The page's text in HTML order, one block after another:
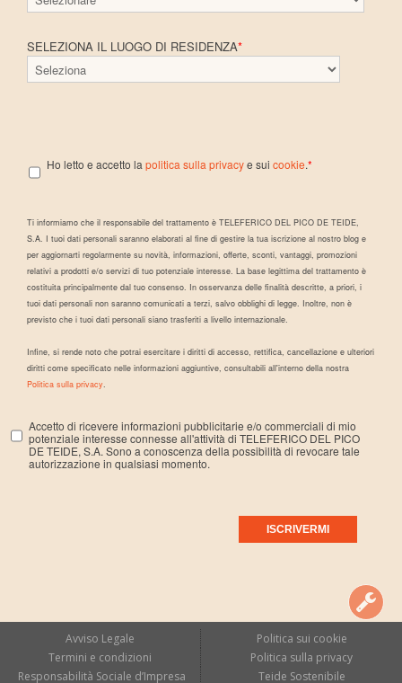
SELEZIONA IL LUOGO DI RESIDENZA*
Ho letto e accetto la politica sulla privacye sui cookie.*
Ti informiamo che il responsabile del trattamento è TELEFERICO DEL PICO DE TEIDE,
S.A. I tuoi dati personali saranno elaborati al fine di gestire la tua iscrizione al nostro blog e
per aggiornarti regolarmente su novità, informazioni, offerte, sconti, vantaggi, promozioni
relativi a prodotti e/o servizi di tuo potenziale interesse. La base legittima del trattamento è
costituita principalmente dal tuo consenso. In osservanza delle finalità descritte, a priori, i
tuoi dati personali non saranno comunicati a terzi, salvo obblighi di legge. Inoltre, non è
previsto che i tuoi dati personali siano trasferiti a livello internazionale.
Infine, si rende noto che potrai esercitare i diritti di accesso, rettifica, cancellazione e ulteriori
diritti come specificato nelle informazioni aggiuntive, consultabili all'interno della nostra
Politica sulla privacy.
Accetto di ricevere informazioni pubblicitarie e/o commerciali di mio
potenziale interesse connesse all'attività di TELEFERICO DEL PICO
DE TEIDE, S.A. Sono a conoscenza della possibilità di revocare tale
autorizzazione in qualsiasi momento.
Avviso Legale
Politica sui cookie
Termini e condizioni
Politica sulla privacy
Responsabilità Sociale d’Impresa
Teide Sostenibile